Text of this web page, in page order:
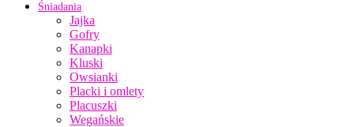
Śniadania
Jajka
Gofry
Kanapki
Kluski
Owsianki
Placki i omlety
Placuszki
Wegańskie